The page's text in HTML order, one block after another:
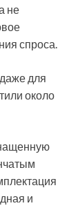
не
спроса.
для
около
и